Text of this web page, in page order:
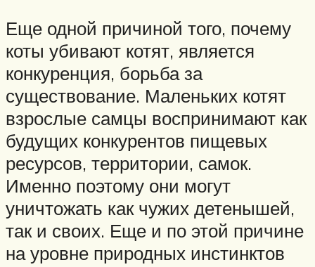
Еще одной причиной того, почему
коты убивают котят, является
конкуренция, борьба за
существование. Маленьких котят
взрослые самцы воспринимают как
будущих конкурентов пищевых
ресурсов, территории, самок.
Именно поэтому они могут
уничтожать как чужих детенышей,
так и своих. Еще и по этой причине
на уровне природных инстинктов